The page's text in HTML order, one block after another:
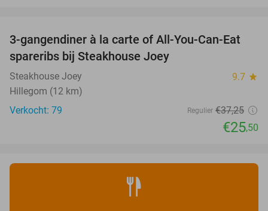
32%
3-gangendiner à la carte of All-You-Can-Eat
spareribs bij Steakhouse Joey
Steakhouse Joey 9.7 star
Hillegom (12 km)
Verkocht: 79
Regulier €37,25
€25,50